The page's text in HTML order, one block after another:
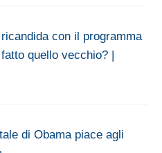
con il programma
quello vecchio? |
di Obama piace agli